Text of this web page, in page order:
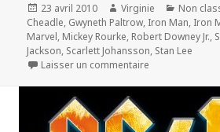
Publié
le
23 avril 2010 Auteur
Virginie Non
Cheadle, Gwyneth Paltrow, Iron Man, Iron
Marvel, Mickey Rourke, Robert Downey Jr.,
Jackson, Scarlett Johansson, Stan Lee
Laisser un commentaire